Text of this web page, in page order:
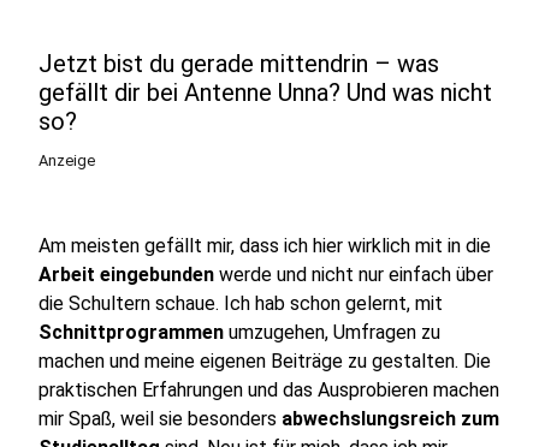
Jetzt bist du gerade mittendrin – was
gefällt dir bei Antenne Unna? Und was nicht
so?
Anzeige
Am meisten gefällt mir, dass ich hier wirklich mit in die
Arbeit eingebunden werde und nicht nur einfach über
die Schultern schaue. Ich hab schon gelernt, mit
Schnittprogrammen umzugehen, Umfragen zu
machen und meine eigenen Beiträge zu gestalten. Die
praktischen Erfahrungen und das Ausprobieren machen
mir Spaß, weil sie besonders abwechslungsreich zum